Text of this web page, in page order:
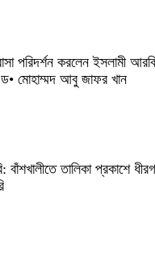
পরিদর্শন করলেন ইসলামী
ড• মোহাম্মদ আবু জাফর খান
বাঁশখালীতে তালিকা প্রকাশে